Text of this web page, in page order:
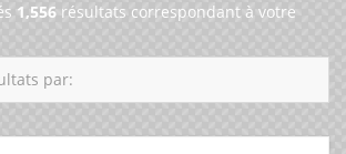
1,556 résultats correspondant à votre
par: